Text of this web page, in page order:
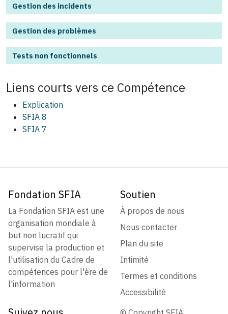
Gestion des incidents
Gestion des problèmes
Tests non fonctionnels
Liens courts vers ce Compétence
Explication
SFIA 8
SFIA 7
Fondation SFIA
La Fondation SFIA est une
organisation mondiale à
but non lucratif qui
supervise la production et
l'utilisation du Cadre de
compétences pour l'ère de
l'information
Soutien
À propos de nous
Nous contacter
Plan du site
Intimité
Termes et conditions
Accessibilité